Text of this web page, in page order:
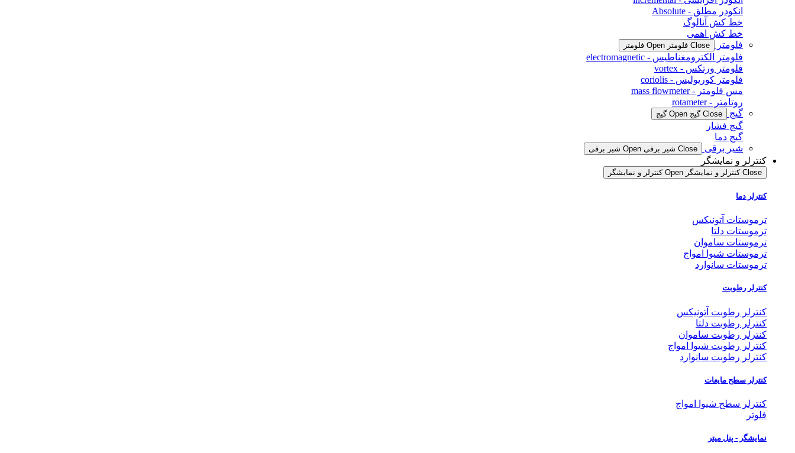
انکودر مطلق - Absolute
خط کش آنالوگ
خط کش اهمی
فلومتر
Close فلومتر Open فلومتر
فلومتر الکترومغناطیس - electromagnetic
فلومتر ورتکس - vortex
فلومتر کوریولیس - coriolis
مس فلومتر - mass flowmeter
روتامتر - rotameter
گیج
Close گیج Open گیج
گیج فشار
گیج دما
شیر برقی
Close شیر برقی Open شیر برقی
کنترلر و نمایشگر
Close کنترلر و نمایشگر Open کنترلر و نمایشگر
کنترلر دما
ترموستات آتونیکس
ترموستات دلتا
ترموستات ساموان
ترموستات شیوا امواج
ترموستات سانوارد
کنترلر رطوبت
کنترلر رطوبت آتونیکس
کنترلر رطوبت دلتا
کنترلر رطوبت ساموان
کنترلر رطوبت شیوا امواج
کنترلر رطوبت سانوارد
کنترلر سطح مایعات
کنترلر سطح شیوا امواج
فلوتر
نمایشگر - پنل میتر